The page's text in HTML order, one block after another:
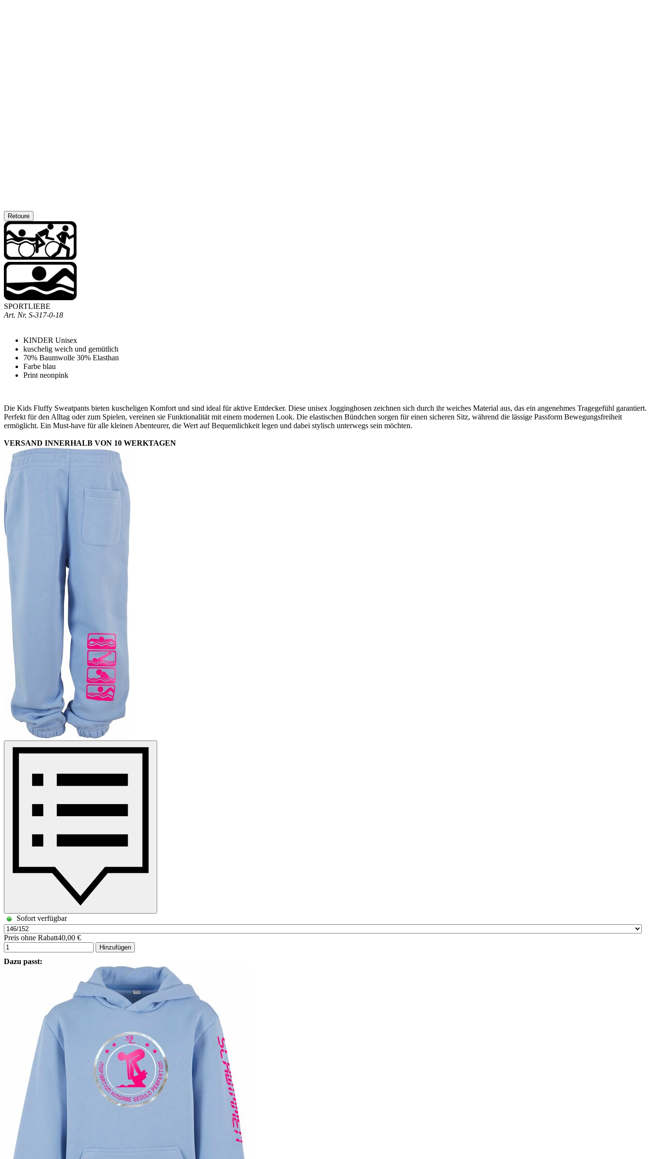
Retoure
SPORTLIEBE
Art. Nr. S-317-0-18
KINDER Unisex
kuschelig weich und gemütlich
70% Baumwolle 30% Elasthan
Farbe blau
Print neonpink
Die Kids Fluffy Sweatpants bieten kuscheligen Komfort und sind ideal für aktive Entdecker. Diese unisex Jogginghosen zeichnen sich durch ihr weiches Material aus, das ein angenehmes Tragegefühl garantiert.
Perfekt für den Alltag oder zum Spielen, vereinen sie Funktionalität mit einem modernen Look. Die elastischen Bündchen sorgen für einen sicheren Sitz, während die lässige Passform Bewegungsfreiheit
ermöglicht. Ein Must-have für alle kleinen Abenteurer, die Wert auf Bequemlichkeit legen und dabei stylisch unterwegs sein möchten.
VERSAND INNERHALB VON 10 WERKTAGEN
Sofort verfügbar
Preis ohne Rabatt40,00 €
Hinzufügen
Dazu passt: